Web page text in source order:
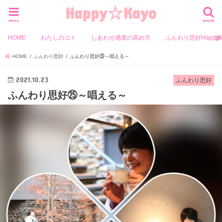
Happy☆Kayo search
menu
HOME わたしのコト しあわせ感度の高め方 ふんわり思好Happy
HOME ふんわり思好 ふんわり思好㉕～唱える～
ふんわり思好
2021.10.23
ふんわり思好㉕～唱える～